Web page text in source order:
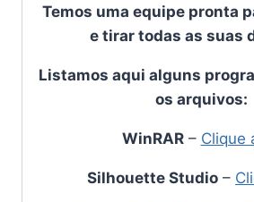
Temos uma equipe pronta
e tirar todas as suas
Listamos aqui alguns
os arquivos:
WinRAR– Clique
Silhouette Studio –